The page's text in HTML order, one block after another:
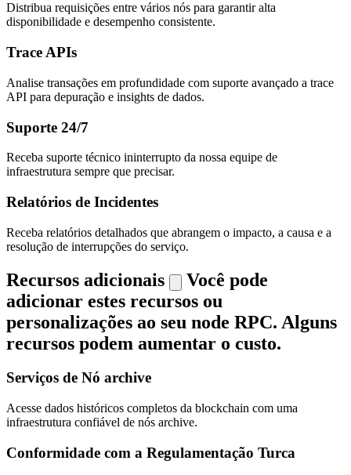
Distribua requisições entre vários nós para garantir alta
disponibilidade e desempenho consistente.
Trace APIs
Analise transações em profundidade com suporte avançado a trace
API para depuração e insights de dados.
Suporte 24/7
Receba suporte técnico ininterrupto da nossa equipe de
infraestrutura sempre que precisar.
Relatórios de Incidentes
Receba relatórios detalhados que abrangem o impacto, a causa e a
resolução de interrupções do serviço.
Recursos adicionais
Você pode
adicionar estes recursos ou
personalizações ao seu node RPC. Alguns
recursos podem aumentar o custo.
Serviços de Nó archive
Acesse dados históricos completos da blockchain com uma
infraestrutura confiável de nós archive.
Conformidade com a Regulamentação Turca